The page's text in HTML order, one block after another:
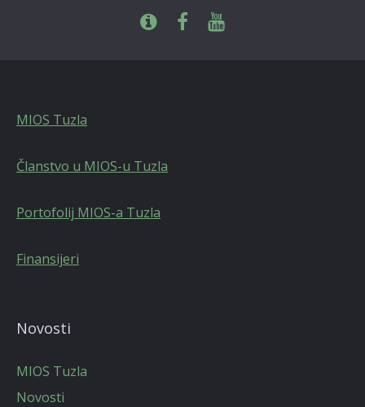
MIOS Tuzla
Članstvo u MIOS-u Tuzla
Portofolij MIOS-a Tuzla
Finansijeri
Novosti
MIOS Tuzla
Novosti